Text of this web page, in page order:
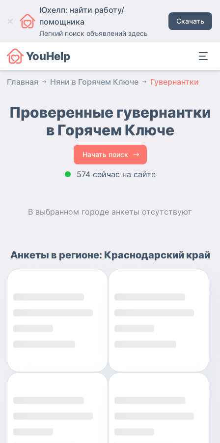
Юхелп: найти работу/
помощника
Легкий поиск объявлений здесь
Скачать
YouHelp
Главная Няни в Горячем Ключе Гувернантки
Проверенные гувернантки
в Горячем Ключе
Начать поиск
574 сейчас на сайте
В выбранном городе анкеты отсутствуют
Анкеты в регионе: Краснодарский край